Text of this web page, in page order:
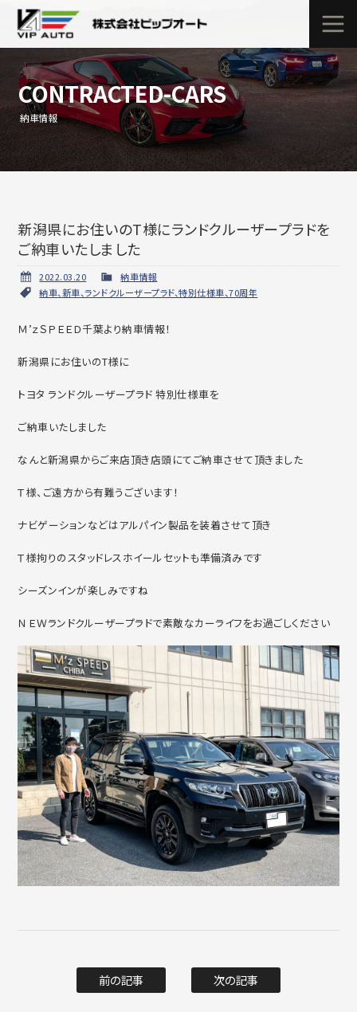
CONTRACTED-CARS
納車情報
新潟県にお住いのT様にランドクルーザープラドを
ご納車いたしました
2022.03.20
納車情報
納車、新車、ランドクルーザープラド、特別仕様車、70周年
Ｍ’ｚＳＰＥＥＤ千葉より納車情報！
新潟県にお住いのT様に
トヨタ ランドクルーザープラド 特別仕様車を
ご納車いたしました
なんと新潟県からご来店頂き店頭にてご納車させて頂きました
Ｔ様、ご遠方から有難うございます！
ナビゲーションなどはアルパイン製品を装着させて頂き
Ｔ様拘りのスタッドレスホイールセットも準備済みです
シーズンインが楽しみですね
ＮＥＷランドクルーザープラドで素敵なカーライフをお過ごしください
前の記事 次の記事